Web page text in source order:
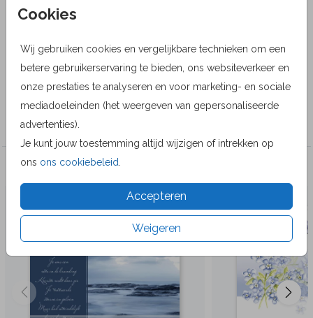
Cookies
Wij gebruiken cookies en vergelijkbare technieken om een
betere gebruikerservaring te bieden, ons websiteverkeer en
onze prestaties te analyseren en voor marketing- en sociale
mediadoeleinden (het weergeven van gepersonaliseerde
advertenties).
Je kunt jouw toestemming altijd wijzigen of intrekken op
ons ons cookiebeleid
Accepteren
Weigeren
Staande rouwkaart met ruimte voor een eigen foto en
Designer
Alma Langerak
Collectie
Veel gekozen producten